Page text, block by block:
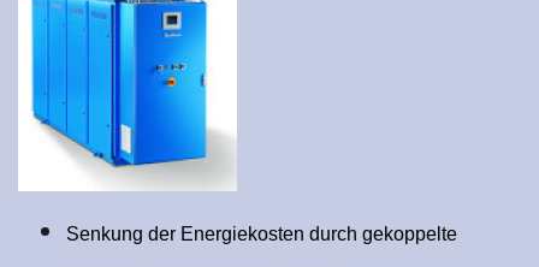
Senkung der Energiekosten durch gekoppelte